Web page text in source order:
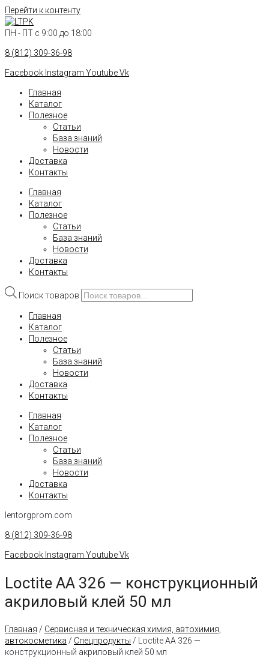
Перейти к контенту
ПН - ПТ с 9:00 до 18:00
8 (812) 309-36-98
Facebook Instagram YoutubeVk
Главная
Каталог
Полезное
Статьи
База знаний
Новости
Доставка
Контакты
Главная
Каталог
Полезное
Статьи
База знаний
Новости
Доставка
Контакты
Поиск товаров
Главная
Каталог
Полезное
Статьи
База знаний
Новости
Доставка
Контакты
Главная
Каталог
Полезное
Статьи
База знаний
Новости
Доставка
Контакты
lentorgprom.com
8 (812) 309-36-98
Facebook Instagram YoutubeVk
Loctite AA 326 — конструкционный
акриловый клей 50 мл
Главная / Сервисная и техническая химия, автохимия,
автокосметика / Спецпродукты / Loctite AA 326 —
конструкционный акриловый клей 50 мл